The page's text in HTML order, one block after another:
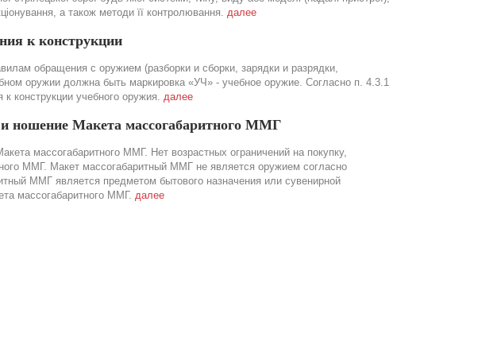
а також методи її контролювання. далее
к конструкции
обращения с оружием (разборки и сборки, зарядки и разрядки,
оружии должна быть маркировка «УЧ» - учебное оружие. Согласно п. 4.3.1
конструкции учебного оружия. далее
и ношение Макета массогабаритного ММГ
массогабаритного ММГ. Нет возрастных ограничений на покупку,
ММГ. Макет массогабаритный ММГ не является оружием согласно
ММГ является предметом бытового назначения или сувенирной
массогабаритного ММГ. далее